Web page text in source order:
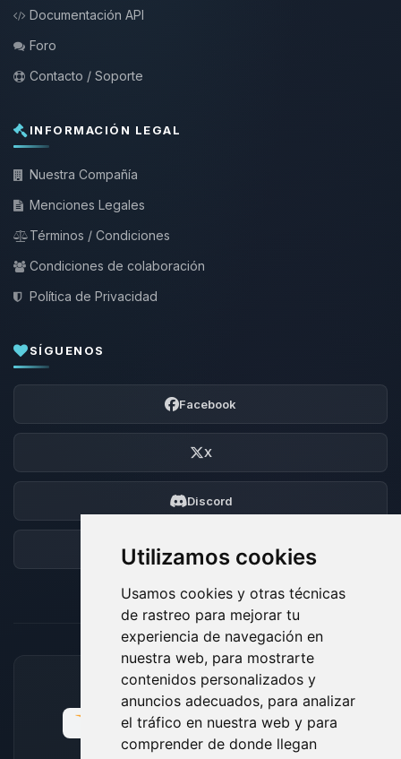
Utilizamos cookies
Usamos cookies y otras técnicas
de rastreo para mejorar tu
experiencia de navegación en
nuestra web, para mostrarte
contenidos personalizados y
anuncios adecuados, para analizar
el tráfico en nuestra web y para
comprender de donde llegan
Documentación API
Foro
Contacto / Soporte
INFORMACIÓN LEGAL
Nuestra Compañía
Menciones Legales
Términos / Condiciones
Condiciones de colaboración
Política de Privacidad
SÍGUENOS
Facebook
X
Discord
Foro
MÉTODOS DE PAGO ACEPTADOS